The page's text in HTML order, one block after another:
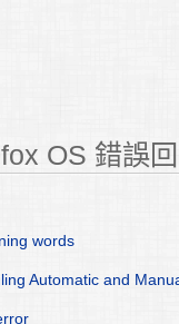
OS 錯誤
words
Automatic and